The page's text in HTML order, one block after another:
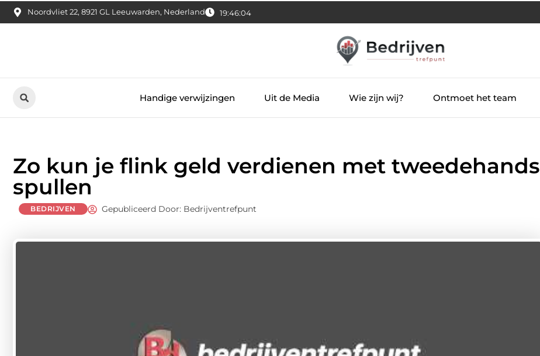
Noordvliet 22, 8921 GL Leeuwarden, Nederland 19:46:05
Handige verwijzingen Uit de Media Wie zijn wij? Ontmoet het team
Zo kun je flink geld verdienen met tweedehands
spullen
BEDRIJVEN Gepubliceerd Door: Bedrijventrefpunt